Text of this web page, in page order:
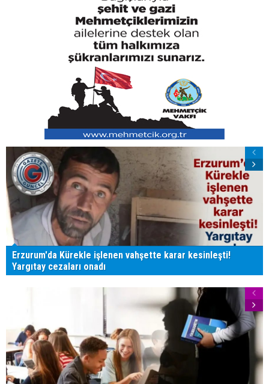
Erzurum'da Kürekle işlenen vahşette karar kesinleşti!
Yargıtay cezaları onadı